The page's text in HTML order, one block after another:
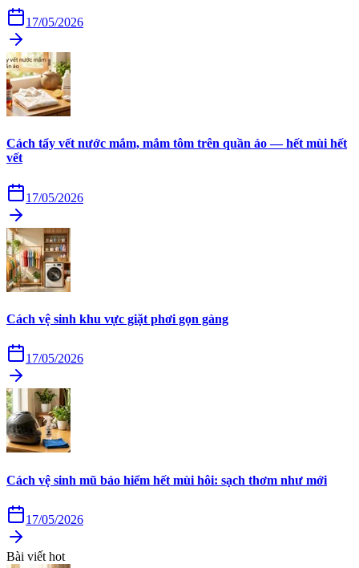
17/05/2026
Cách tẩy vết nước mắm, mắm tôm trên quần áo — hết mùi hết
vết
17/05/2026
Cách vệ sinh khu vực giặt phơi gọn gàng
17/05/2026
Cách vệ sinh mũ bảo hiểm hết mùi hôi: sạch thơm như mới
17/05/2026
Bài viết hot